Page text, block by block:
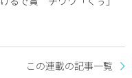
この連載の記事一覧